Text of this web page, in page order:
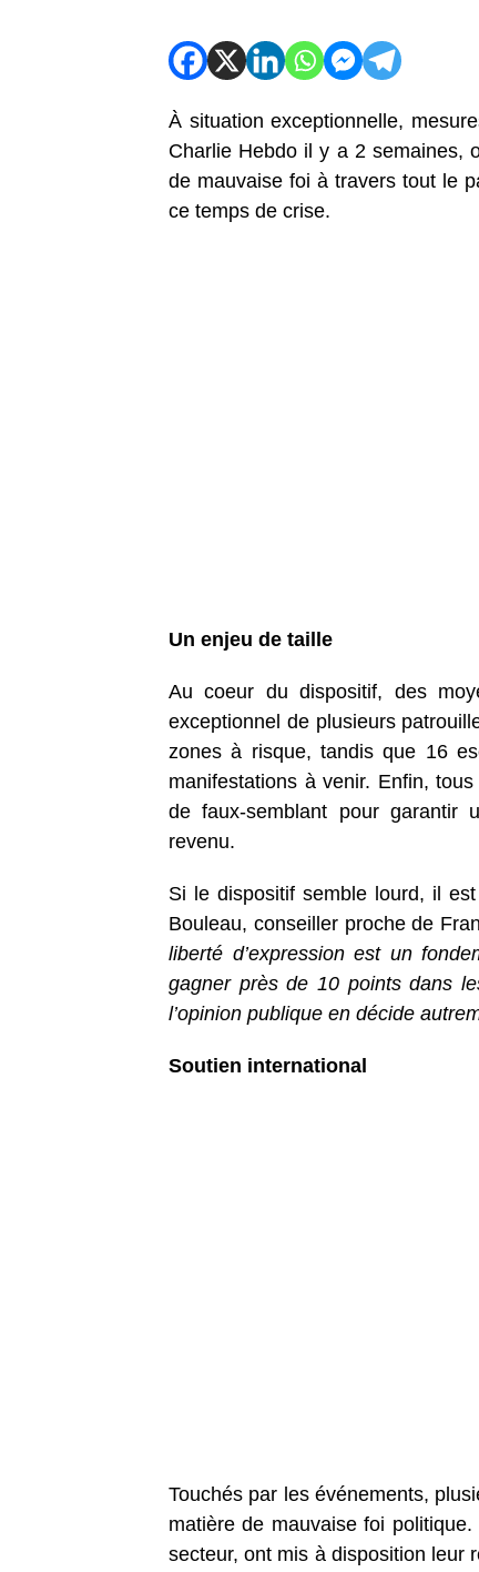
À situation exceptionnelle,
Charlie Hebdo il y a 2 semaines,
de mauvaise foi à travers tout le
ce temps de crise.
Un enjeu de taille
Au coeur du dispositif, des
exceptionnel de plusieurs
zones à risque, tandis que 16
manifestations à venir. Enfin,
de faux-semblant pour garantir
revenu.
Si le dispositif semble lourd, il
Bouleau, conseiller proche de
liberté d’expression est un
gagner près de 10 points dans
l’opinion publique en décide
Soutien international
Touchés par les événements,
matière de mauvaise foi
secteur, ont mis à disposition leur